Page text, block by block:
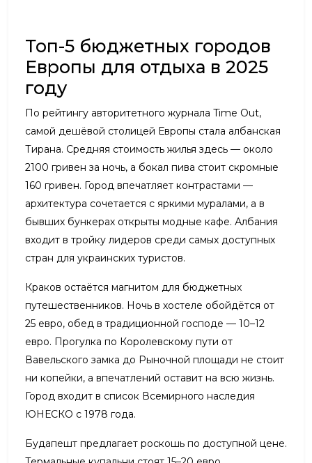
Топ-5 бюджетных городов
Европы для отдыха в 2025
году
По рейтингу авторитетного журнала Time Out,
самой дешёвой столицей Европы стала албанская
Тирана. Средняя стоимость жилья здесь — около
2100 гривен за ночь, а бокал пива стоит скромные
160 гривен. Город впечатляет контрастами —
архитектура сочетается с яркими муралами, а в
бывших бункерах открыты модные кафе. Албания
входит в тройку лидеров среди самых доступных
стран для украинских туристов.
Краков остаётся магнитом для бюджетных
путешественников. Ночь в хостеле обойдётся от
25 евро, обед в традиционной господе — 10–12
евро. Прогулка по Королевскому пути от
Вавельского замка до Рыночной площади не стоит
ни копейки, а впечатлений оставит на всю жизнь.
Город входит в список Всемирного наследия
ЮНЕСКО с 1978 года.
Будапешт предлагает роскошь по доступной цене.